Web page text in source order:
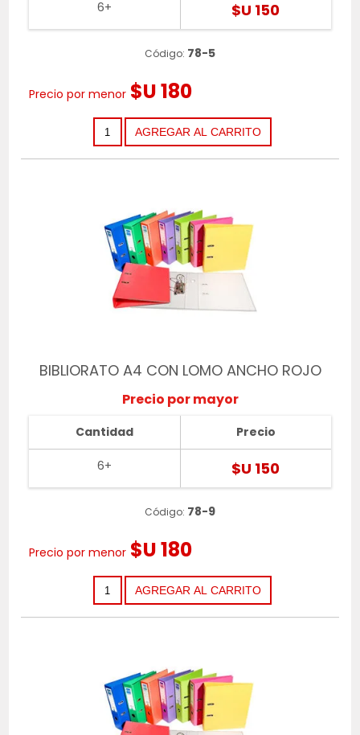
6+ $U 150
Código: 78-5
Precio por menor $U 180
BIBLIORATO A4 CON LOMO ANCHO ROJO
Precio por mayor
Cantidad
6+
Precio
$U 150
Código: 78-9
Precio por menor $U 180